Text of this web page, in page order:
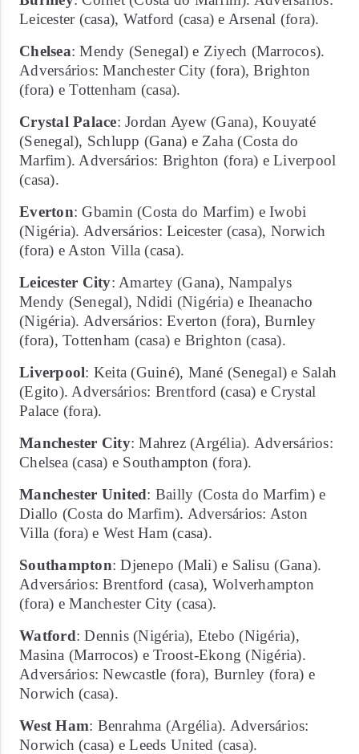
Leicester (casa), Watford (casa) e Arsenal (fora).
Chelsea: Mendy (Senegal) e Ziyech (Marrocos).
Adversários: Manchester City (fora), Brighton
(fora) e Tottenham (casa).
Crystal Palace: Jordan Ayew (Gana), Kouyaté
(Senegal), Schlupp (Gana) e Zaha (Costa do
Marfim). Adversários: Brighton (fora) e Liverpool
(casa).
Everton: Gbamin (Costa do Marfim) e Iwobi
(Nigéria). Adversários: Leicester (casa), Norwich
(fora) e Aston Villa (casa).
Leicester City: Amartey (Gana), Nampalys
Mendy (Senegal), Ndidi (Nigéria) e Iheanacho
(Nigéria). Adversários: Everton (fora), Burnley
(fora), Tottenham (casa) e Brighton (casa).
Liverpool: Keita (Guiné), Mané (Senegal) e Salah
(Egito). Adversários: Brentford (casa) e Crystal
Palace (fora).
Manchester City: Mahrez (Argélia). Adversários:
Chelsea (casa) e Southampton (fora).
Manchester United: Bailly (Costa do Marfim) e
Diallo (Costa do Marfim). Adversários: Aston
Villa (fora) e West Ham (casa).
Southampton: Djenepo (Mali) e Salisu (Gana).
Adversários: Brentford (casa), Wolverhampton
(fora) e Manchester City (casa).
Watford: Dennis (Nigéria), Etebo (Nigéria),
Masina (Marrocos) e Troost-Ekong (Nigéria).
Adversários: Newcastle (fora), Burnley (fora) e
Norwich (casa).
West Ham: Benrahma (Argélia). Adversários:
Norwich (casa) e Leeds United (casa).